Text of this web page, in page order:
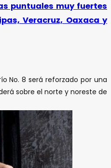
puntuales muy fuertes
Veracruz, Oaxaca y
No. 8 será reforzado por una
sobre el norte y noreste de